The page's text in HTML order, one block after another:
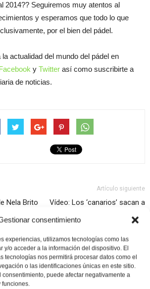
consentimiento
experiencias, utilizamos tecnologías como las
y/o acceder a la información del dispositivo. El
tecnologías nos permitirá procesar datos como el
o las identificaciones únicas en este sitio.
consentimiento, puede afectar negativamente a
funciones.
2014?? Seguiremos muy atentos al
y esperamos que todo lo que
por el bien del pádel.
actualidad del mundo del pádel en
y Twitter así como suscribirte a
de noticias.
Nela Brito
Artículo siguiente
Vídeo: Los ‘canarios’ sacan a
Sanyo-Maxi